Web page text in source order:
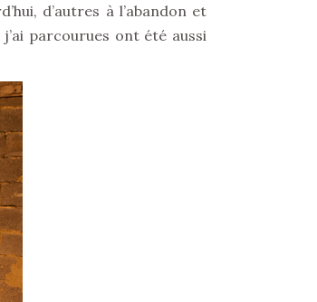
d’autres à l’abandon et
parcourues ont été aussi